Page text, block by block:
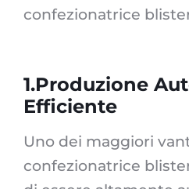
confezionatrice
1.Produzione
Efficiente
Uno dei maggiori
confezionatrice